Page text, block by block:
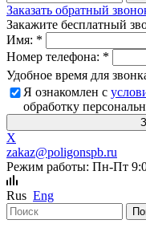
Заказать обратный
Закажите бесплатный
Имя: *
Номер телефона: *
Удобное время для
Я ознакомлен с
обработку
X
zakaz@poligonspb.ru
Режим работы: Пн-Пт
Rus Eng